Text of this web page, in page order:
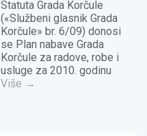
Statuta Grada Korčule
(«Službeni glasnik Grada
Korčule» br. 6/09) donosi
se Plan nabave Grada
Korčule za radove, robe i
usluge za 2010. godinu
Više →